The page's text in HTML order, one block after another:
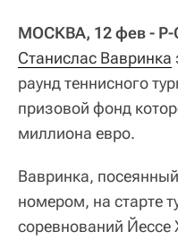
МОСКВА, 12 фев - Р-
Станислас Вавринка
раунд теннисного
призовой фонд
миллиона евро.
Вавринка,
номером, на старте
соревнований Йессе